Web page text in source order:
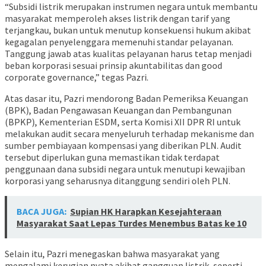
“Subsidi listrik merupakan instrumen negara untuk membantu
masyarakat memperoleh akses listrik dengan tarif yang
terjangkau, bukan untuk menutup konsekuensi hukum akibat
kegagalan penyelenggara memenuhi standar pelayanan.
Tanggung jawab atas kualitas pelayanan harus tetap menjadi
beban korporasi sesuai prinsip akuntabilitas dan good
corporate governance,” tegas Pazri.
Atas dasar itu, Pazri mendorong Badan Pemeriksa Keuangan
(BPK), Badan Pengawasan Keuangan dan Pembangunan
(BPKP), Kementerian ESDM, serta Komisi XII DPR RI untuk
melakukan audit secara menyeluruh terhadap mekanisme dan
sumber pembiayaan kompensasi yang diberikan PLN. Audit
tersebut diperlukan guna memastikan tidak terdapat
penggunaan dana subsidi negara untuk menutupi kewajiban
korporasi yang seharusnya ditanggung sendiri oleh PLN.
BACA JUGA: Supian HK Harapkan Kesejahteraan
Masyarakat Saat Lepas Turdes Menembus Batas ke 10
Selain itu, Pazri menegaskan bahwa masyarakat yang